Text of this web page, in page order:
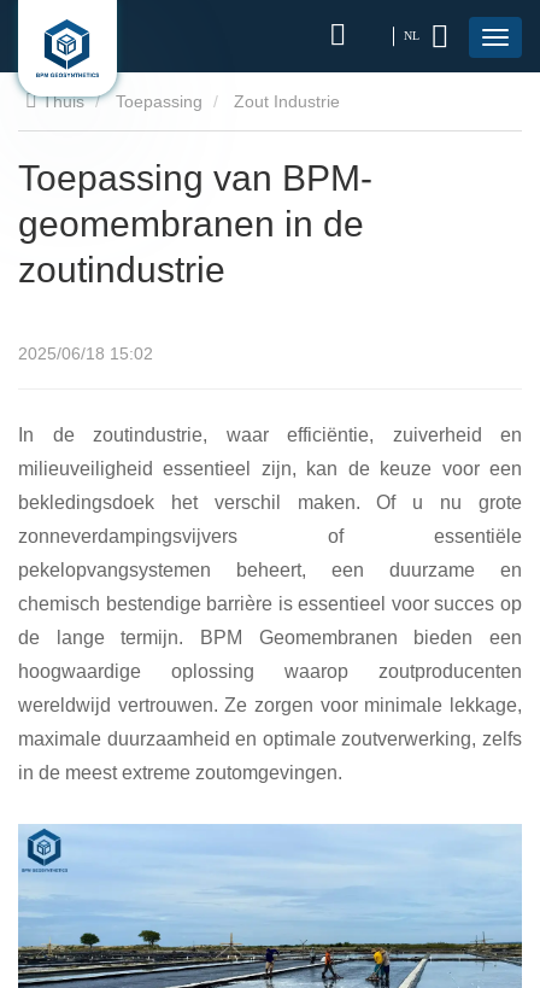
NL
Thuis Toepassing Zout Industrie
Toepassing van BPM-
geomembranen in de
zoutindustrie
2025/06/18 15:02
In de zoutindustrie, waar efficiëntie, zuiverheid en
milieuveiligheid essentieel zijn, kan de keuze voor een
bekledingsdoek het verschil maken. Of u nu grote
zonneverdampingsvijvers of essentiële
pekelopvangsystemen beheert, een duurzame en
chemisch bestendige barrière is essentieel voor succes op
de lange termijn. BPM Geomembranen bieden een
hoogwaardige oplossing waarop zoutproducenten
wereldwijd vertrouwen. Ze zorgen voor minimale lekkage,
maximale duurzaamheid en optimale zoutverwerking, zelfs
in de meest extreme zoutomgevingen.